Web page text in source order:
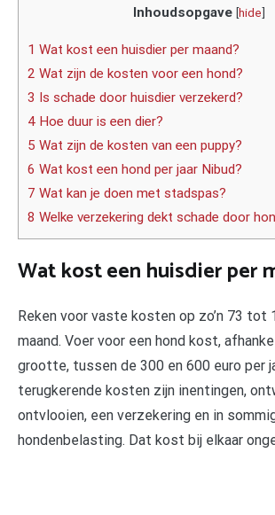
Inhoudsopgave [hide]
1 Wat kost een huisdier per maand?
2 Wat zijn de kosten voor een hond?
3 Is schade door huisdier verzekerd?
4 Hoe duur is een dier?
5 Wat zijn de kosten van een puppy?
6 Wat kost een hond per jaar Nibud?
7 Wat kan je doen met stadspas?
8 Welke verzekering dekt schade door
Wat kost een huisdier per
Reken voor vaste kosten op zo’n 73 tot
maand. Voer voor een hond kost,
grootte, tussen de 300 en 600 euro per
terugkerende kosten zijn inentingen,
ontvlooien, een verzekering en in
hondenbelasting. Dat kost bij elkaar